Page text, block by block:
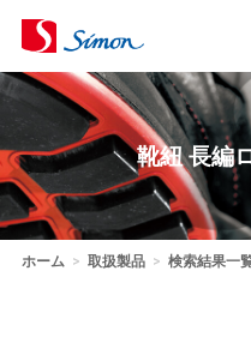
靴紐 長編
ホーム > 取扱製品 > 検索結果一